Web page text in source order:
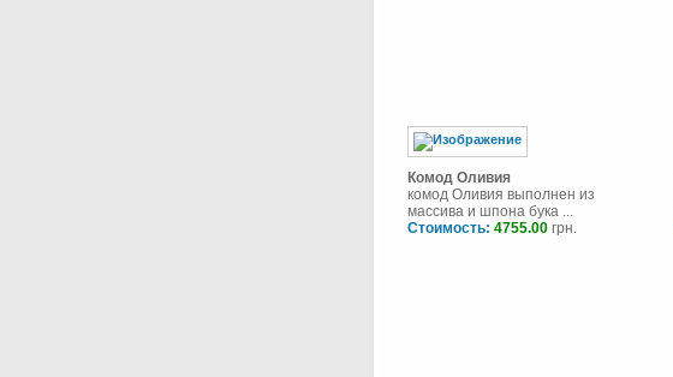
Комод Оливия
комод Оливия выполнен из
массива и шпона бука ...
Стоимость: 4755.00 грн.